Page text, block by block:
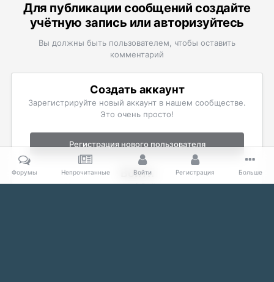
Для публикации сообщений создайте
учётную запись или авторизуйтесь
Вы должны быть пользователем, чтобы оставить
комментарий
Создать аккаунт
Зарегистрируйте новый аккаунт в нашем сообществе.
Это очень просто!
Регистрация нового пользователя
Войти
Уже есть аккаунт? Войти в систему.
Форумы Непрочитанные Войти Регистрация Больше